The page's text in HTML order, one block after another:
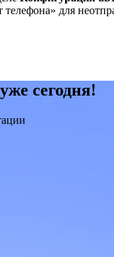
для
сегодня!